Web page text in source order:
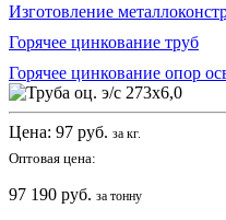
Изготовление
Горячее цинкование труб
Горячее цинкование опор
Цена: 97 руб. за кг.
Оптовая цена:
97 190 руб. за тонну